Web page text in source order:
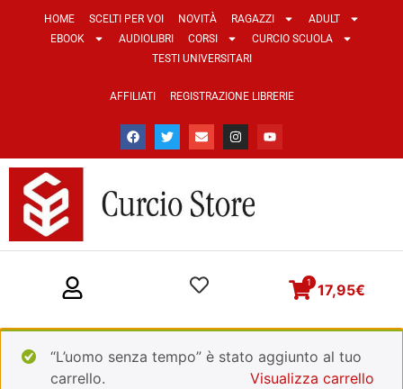
HOME SCELTI PER VOI NOVITÀ RAGAZZI
ADULT
EBOOK
AUDIOLIBRI CORSI
CURCIO SCUOLA
TESTI UNIVERSITARI
AFFILIATI REGISTRAZIONE LIBRERIE
17,95€
1
“L’uomo senza tempo” è stato aggiunto al tuo
carrello.
Visualizza carrello